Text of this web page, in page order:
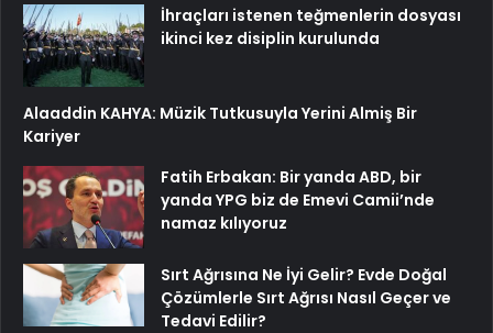
İhraçları istenen teğmenlerin dosyası
ikinci kez disiplin kurulunda
Alaaddin KAHYA: Müzik Tutkusuyla Yerini Almiş Bir
Kariyer
Fatih Erbakan: Bir yanda ABD, bir
yanda YPG biz de Emevi Camii’nde
namaz kılıyoruz
Sırt Ağrısına Ne İyi Gelir? Evde Doğal
Çözümlerle Sırt Ağrısı Nasıl Geçer ve
Tedavi Edilir?